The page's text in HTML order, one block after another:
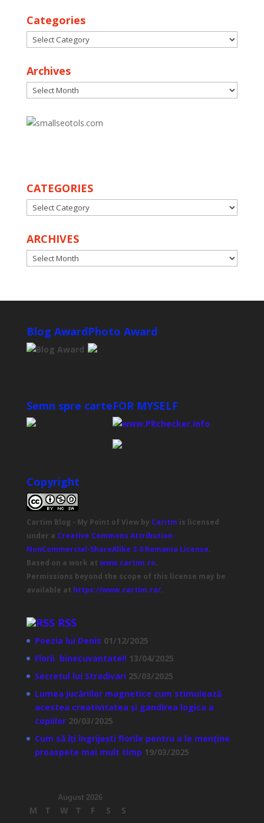
Categories
Categories
Archives
Archives
CATEGORIES
CATEGORIES
ARCHIVES
ARCHIVES
Blog AwardPhoto Award
Semn spre carteFOR MYSELF
Copyright
Cartim Blog - My Point of Viewby Caritm is licensed
under a Creative Commons Attribution-
NonCommercial-ShareAlike 3.0 Romania License.
Based on a work at www.cartim.ro.
Permissions beyond the scope of this license may be
available at https://www.cartim.ro/.
RSS
Poezia lui Denis 01/12/2025
Florii binecuvantate!! 13/04/2025
Secretul lui Stradivari 25/03/2025
Lumea jucăriilor magnetice cum stimulează
acestea creativitatea și gandirea logica a
copiilor 20/03/2025
Cum să îți îngrijești florile pentru a le menține
proaspete mai mult timp 19/03/2025
August 2026
M T W T F S
S